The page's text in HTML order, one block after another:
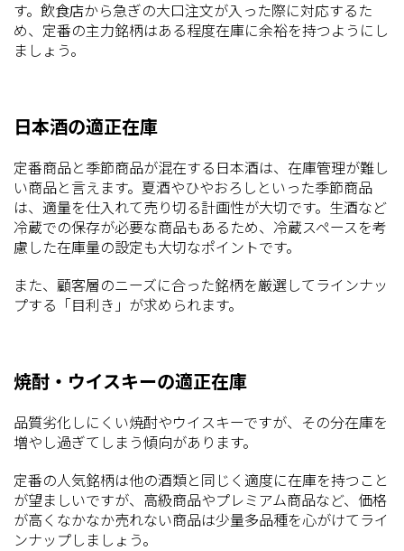
す。飲食店から急ぎの大口注文が入った際に対応するた
め、定番の主力銘柄はある程度在庫に余裕を持つようにし
ましょう。
日本酒の適正在庫
定番商品と季節商品が混在する日本酒は、在庫管理が難し
い商品と言えます。夏酒やひやおろしといった季節商品
は、適量を仕入れて売り切る計画性が大切です。生酒など
冷蔵での保存が必要な商品もあるため、冷蔵スペースを考
慮した在庫量の設定も大切なポイントです。
また、顧客層のニーズに合った銘柄を厳選してラインナッ
プする「目利き」が求められます。
焼酎・ウイスキーの適正在庫
品質劣化しにくい焼酎やウイスキーですが、その分在庫を
増やし過ぎてしまう傾向があります。
定番の人気銘柄は他の酒類と同じく適度に在庫を持つこと
が望ましいですが、高級商品やプレミアム商品など、価格
が高くなかなか売れない商品は少量多品種を心がけてライ
ンナップしましょう。